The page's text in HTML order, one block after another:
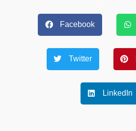
Facebook
Twitter
LinkedIn